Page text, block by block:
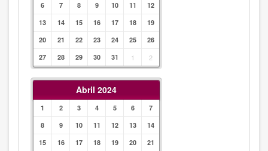
6
7 8 9 10 11
12
13
14 15 16 17 18
19
20
21 22 23 24 25
26
27
28 29 30 31 1 2
Abril 2024
1 2 3 4 5 6
7
8
9 10 11 12 13
14
15
16 17 18 19 20
21